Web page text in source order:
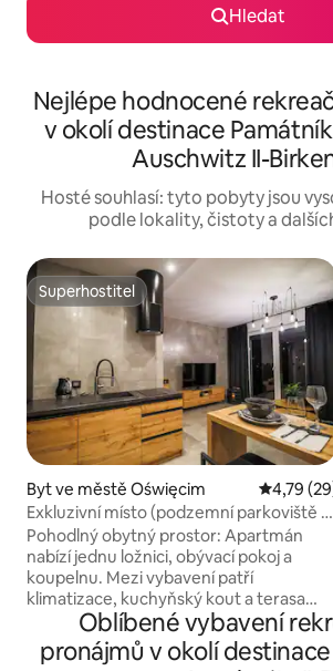
Hledat
Nejlépe hodnocené
v okolí destinace
Auschwitz II-
Hosté souhlasí: tyto pobyty jsou
podle lokality, čistoty a
Superhostitel
Superhostitel
Byt ve městě Oświęcim
4,79
Exkluzivní místo (podzemní parkoviště a
terasa)
Pohodlný obytný prostor: Apartmán
nabízí jednu ložnici, obývací pokoj a
koupelnu. Mezi vybavení patří
klimatizace, kuchyňský kout a terasa
s výhledem do zahrady. Moderní
vybavení: Hosté mají k dispozici
bezplatnou wifi, pračku a myčku nádobí.
Oblíbené vybavení
pronájmů v okolí